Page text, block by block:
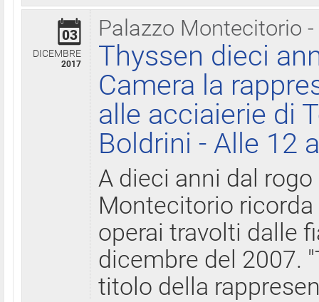
Palazzo Montecitorio
03
DICEMBRE
2017
Thyssen dieci
Camera la
alle acciaierie di
Boldrini - Alle 12
A dieci anni dal
Montecitorio
operai travolti dalle
dicembre del 2007.
titolo della